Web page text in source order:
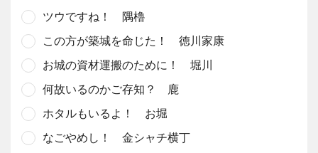
ツウですね！ 隅櫓
この方が築城を命じた！ 徳川家康
お城の資材運搬のために！ 堀川
何故いるのかご存知？ 鹿
ホタルもいるよ！ お堀
なごやめし！ 金シャチ横丁